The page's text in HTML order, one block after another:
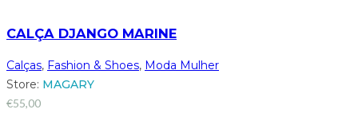
CALÇA DJANGO MARINE
Calças, Fashion & Shoes, Moda Mulher
Store: MAGARY
€55,00